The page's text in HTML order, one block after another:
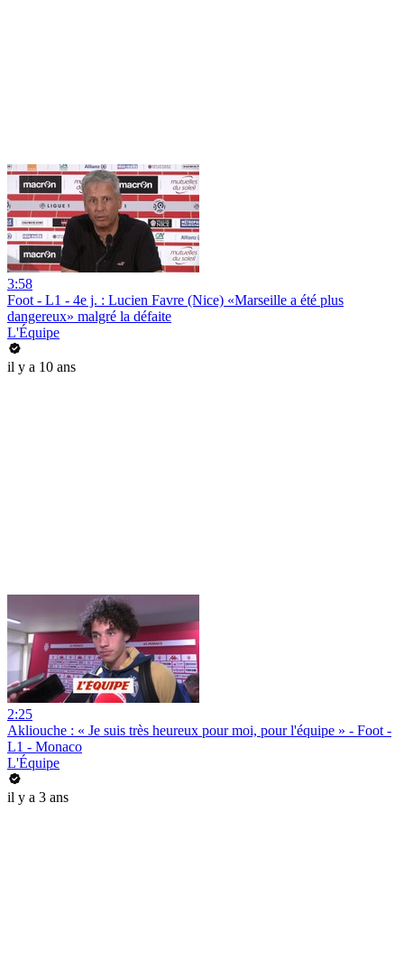
3:58
Foot - L1 - 4e j. : Lucien Favre (Nice) «Marseille a été plus
dangereux» malgré la défaite
L'Équipe
il y a 10 ans
2:25
Akliouche : « Je suis très heureux pour moi, pour l'équipe » - Foot -
L1 - Monaco
L'Équipe
il y a 3 ans